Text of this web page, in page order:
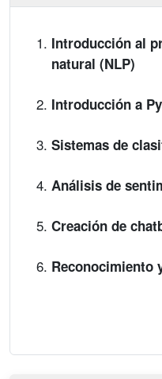
Introducción al
natural (NLP)
Introducción a
Sistemas de
Análisis de
Creación de
Reconocimiento